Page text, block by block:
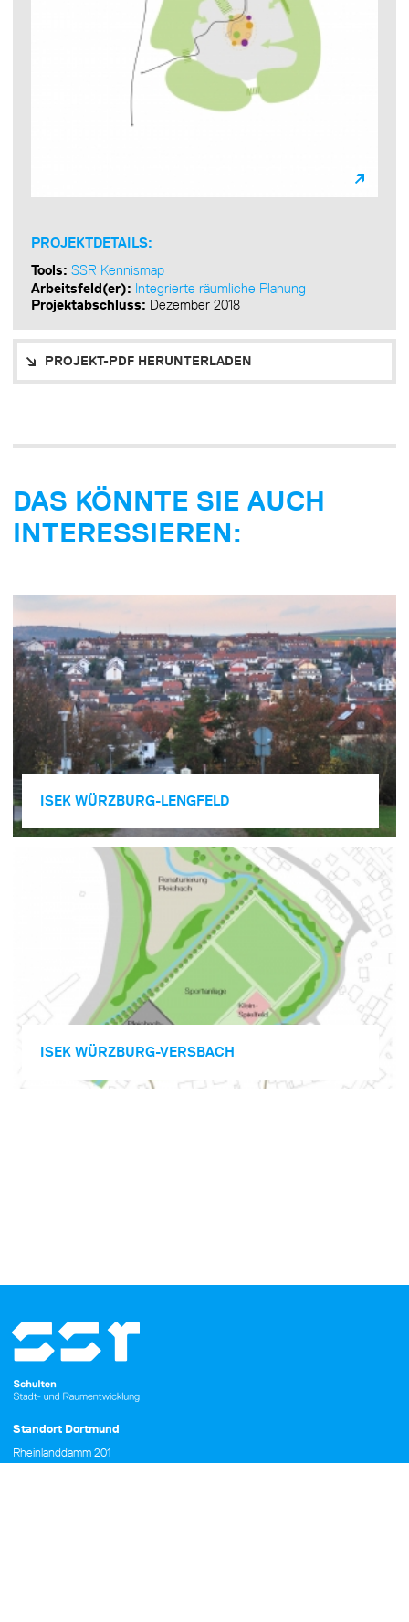
PROJEKTDETAILS:
Tools: SSR Kennismap
Arbeitsfeld(er): Integrierte räumliche Planung
Projektabschluss: Dezember 2018
PROJEKT-PDF HERUNTERLADEN
DAS KÖNNTE SIE AUCH
INTERESSIEREN:
ISEK WÜRZBURG-LENGFELD
ISEK WÜRZ­BURG-VERSBACH
Standort Dortmund
Rheinlanddamm 201
44139 Dortmund